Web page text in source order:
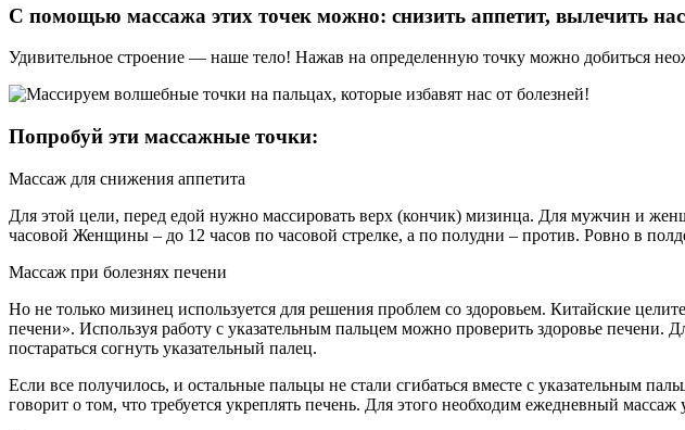
С помощью массажа этих точек можно: снизить аппетит, вылечить
Удивительное строение — наше тело! Нажав на определенную точку можно добиться
Попробуй эти массажные точки:
Массаж для снижения аппетита
Для этой цели, перед едой нужно массировать верх (кончик) мизинца. Для мужчин и
часовой Женщины – до 12 часов по часовой стрелке, а по полудни – против. Ровно в
Массаж при болезнях печени
Но не только мизинец используется для решения проблем со здоровьем. Китайские
печени». Используя работу с указательным пальцем можно проверить здоровье
постараться согнуть указательный палец.
Если все получилось, и остальные пальцы не стали сгибаться вместе с указательным
говорит о том, что требуется укреплять печень. Для этого необходим ежедневный